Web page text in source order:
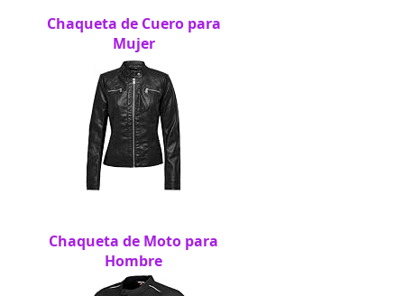
Chaqueta de Cuero para
Mujer
Chaqueta de Moto para
Hombre